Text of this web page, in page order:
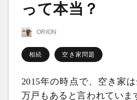
って本当？
ORION
相続 空き家問題
2015年の時点で、空き家
万戸もあると言われていま